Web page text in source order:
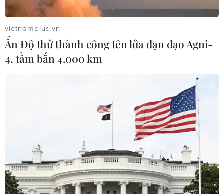
Đức
Theo dõi VietnamPlus
vietnamplus.vn
Ấn Độ thử thành công tên lửa đạn đạo Agni-
4, tầm bắn 4.000 km